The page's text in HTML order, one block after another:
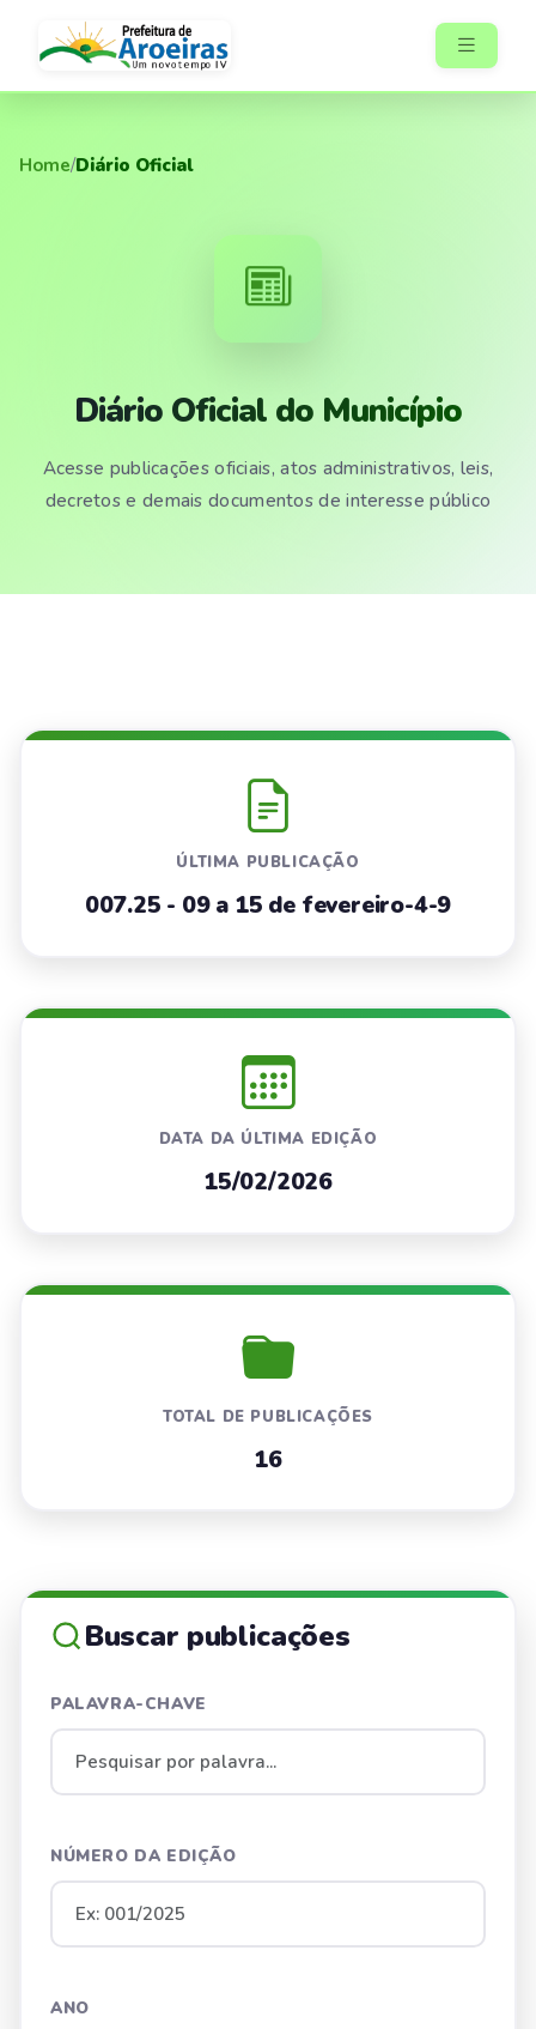
Home/Diário Oficial
Diário Oficial do Município
Acesse publicações oficiais, atos administrativos, leis,
decretos e demais documentos de interesse público
ÚLTIMA PUBLICAÇÃO
007.25 - 09 a 15 de fevereiro-4-9
DATA DA ÚLTIMA EDIÇÃO
15/02/2026
TOTAL DE PUBLICAÇÕES
16
Buscar publicações
PALAVRA-CHAVE
NÚMERO DA EDIÇÃO
ANO